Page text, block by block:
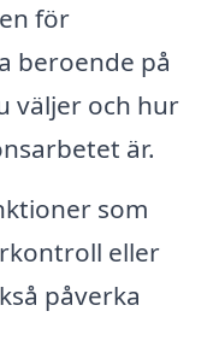
för
beroende på
väljer och hur
är.
som
eller
påverka